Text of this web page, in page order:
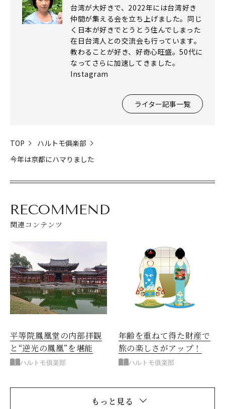
台湾が大好きで、2022年には台湾好き
仲間が集える会を立ち上げました。同じ
く日本が好きでとうとう住んでしまった
在日台湾人との交流会も行っています。
教わることが好き、好奇心旺盛。50代に
なってさらに加速してきました。
Instagram
ライター記事一覧
TOP
ハルトモ俱楽部
今年は京都にハマりました
RECOMMEND
関連コンテンツ
平等院鳳凰堂の内部拝観
と“逆光の鳳凰”を堪能
ハルトモ俱楽部
年齢を重ねて得た財産で
旅の楽しさがアップ！
ハルトモ俱楽部
もっと見る